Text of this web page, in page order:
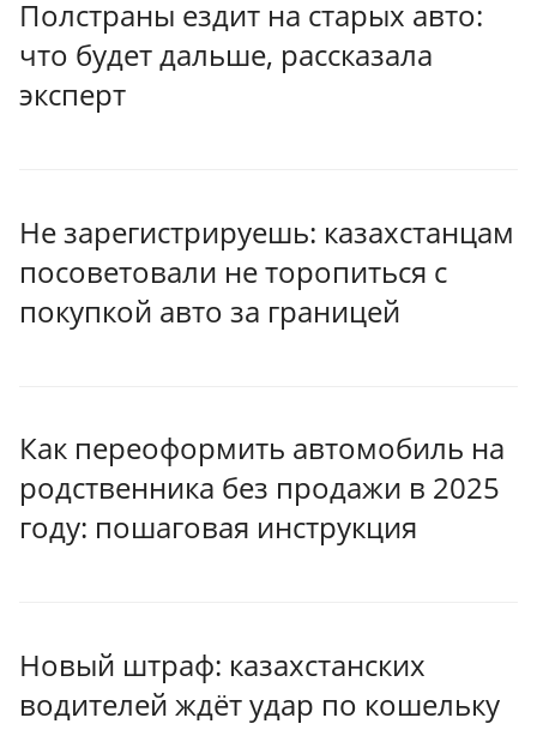
Полстраны ездит на старых авто:
что будет дальше, рассказала
эксперт
Не зарегистрируешь: казахстанцам
посоветовали не торопиться с
покупкой авто за границей
Как переоформить автомобиль на
родственника без продажи в 2025
году: пошаговая инструкция
Новый штраф: казахстанских
водителей ждёт удар по кошельку